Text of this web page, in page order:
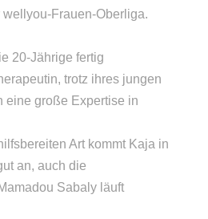
Frauen-Oberliga.
20-Jährige fertig
trotz ihres jungen
eine große Expertise in
Art kommt Kaja in
an, auch die
Sabaly läuft